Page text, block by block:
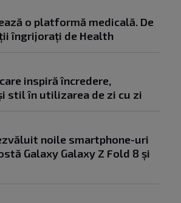
o platformă medicală. De
îngrijorați de Health
inspiră încredere,
stil în utilizarea de zi cu zi
noile smartphone-uri
Galaxy Galaxy Z Fold 8 și